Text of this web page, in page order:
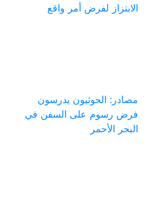
الابتزاز لفرض أمر واقع
مصادر: الحوثيون يدرسون
فرض رسوم على السفن في
البحر الأحمر